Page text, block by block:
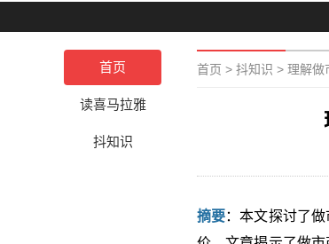
首页
读喜马拉雅
抖知识
首页 > 抖知识 > 理解做
摘要：本文探讨了